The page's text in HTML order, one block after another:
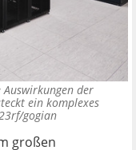
der
ein komplexes
gogian
großen